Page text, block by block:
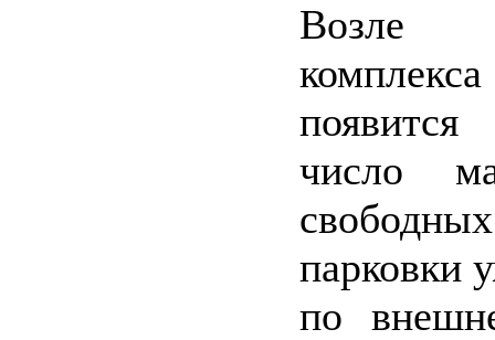
Возле
комплекса
число
парковки
по